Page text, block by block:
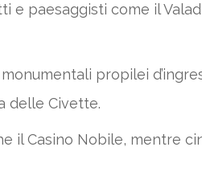
paesaggisti come il
propilei
delle Civette.
il Casino Nobile, mentre